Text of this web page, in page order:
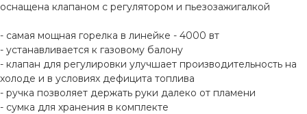
оснащена клапаном с регулятором и пьезозажигалкой
- самая мощная горелка в линейке - 4000 вт
- устанавливается к газовому балону
- клапан для регулировки улучшает производительность на
холоде и в условиях дефицита топлива
- ручка позволяет держать руки далеко от пламени
- сумка для хранения в комплекте